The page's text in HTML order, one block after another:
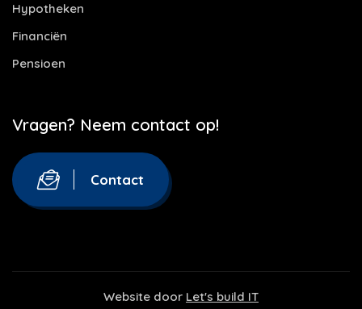
Hypotheken
Financiën
Pensioen
Vragen? Neem contact op!
Contact
Website door Let's build IT